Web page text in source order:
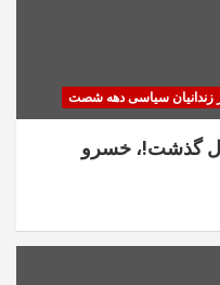
زندانیان سیاسی دهه شصت
سال گذشت!، خسرو